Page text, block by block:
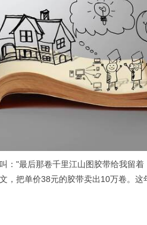
："最后那卷千里江山图胶带给我留着
把单价38元的胶带卖出10万卷。这